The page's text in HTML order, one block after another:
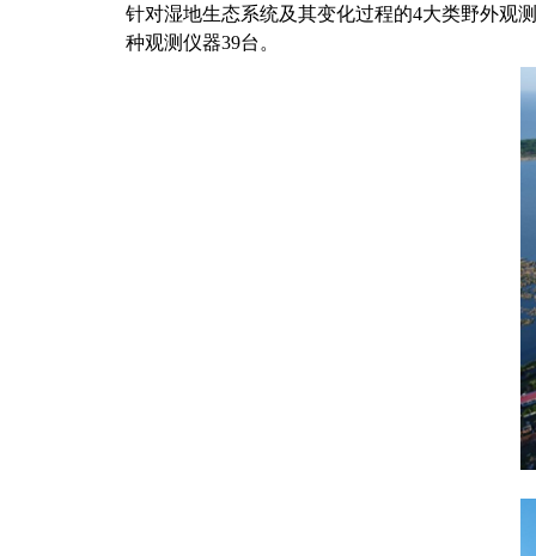
针对湿地生态系统及其变化过程的4大类野外观
种观测仪器39台。